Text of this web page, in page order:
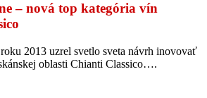
– nová top kategória vín
2013 uzrel svetlo sveta návrh inovovať
oblasti Chianti Classico….